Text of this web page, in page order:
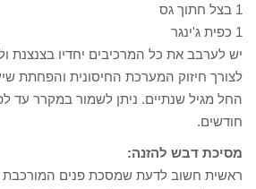
1 בצל חתוך גס
1 כפית ג'ינגר
יש לערבב את כל המרכיבים יחדיו בצנצנת
לצורך חיזוק המערכת החיסונית והפחתת
החל מגיל שנתיים. ניתן לשמור במקרר עד
חודשים.
מסיכת דבש להזנה: